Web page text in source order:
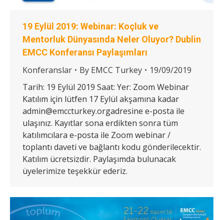
19 Eylül 2019: Webinar: Koçluk ve
Mentorluk Dünyasında Neler Oluyor? Dublin
EMCC Konferansı Paylaşımları
Konferanslar By EMCC Turkey
19/09/2019
Tarih: 19 Eylül 2019 Saat: Yer: Zoom Webinar
Katılım için lütfen 17 Eylül akşamına kadar
admin@emccturkey.orgadresine e-posta ile
ulaşınız. Kayıtlar sona erdikten sonra tüm
katılımcılara e-posta ile Zoom webinar /
toplantı daveti ve bağlantı kodu gönderilecektir.
Katılım ücretsizdir. Paylaşımda bulunacak
üyelerimize teşekkür ederiz.